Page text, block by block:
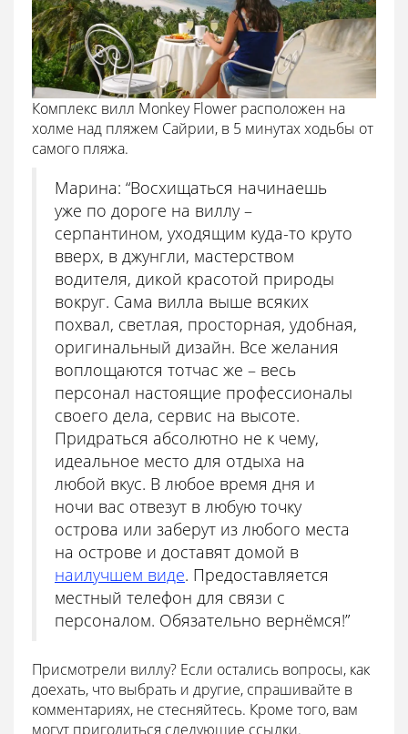
Комплекс вилл Monkey Flower расположен на
холме над пляжем Сайрии, в 5 минутах ходьбы от
самого пляжа.
Марина: “Восхищаться начинаешь
уже по дороге на виллу –
серпантином, уходящим куда-то круто
вверх, в джунгли, мастерством
водителя, дикой красотой природы
вокруг. Сама вилла выше всяких
похвал, светлая, просторная, удобная,
оригинальный дизайн. Все желания
воплощаются тотчас же – весь
персонал настоящие профессионалы
своего дела, сервис на высоте.
Придраться абсолютно не к чему,
идеальное место для отдыха на
любой вкус. В любое время дня и
ночи вас отвезут в любую точку
острова или заберут из любого места
на острове и доставят домой в
наилучшем виде. Предоставляется
местный телефон для связи с
персоналом. Обязательно вернёмся!”
Присмотрели виллу? Если остались вопросы, как
доехать, что выбрать и другие, спрашивайте в
комментариях, не стесняйтесь. Кроме того, вам
могут пригодиться следующие ссылки.